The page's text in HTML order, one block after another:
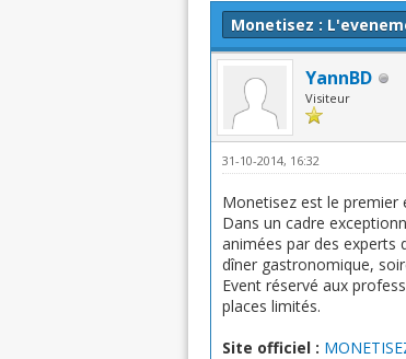
Monetisez :
YannBD
Visiteur
31-10-2014, 16:32
Monetisez est le premier
Dans un cadre
animées par des experts
dîner gastronomique,
Event réservé aux
places limités.
Site officiel :